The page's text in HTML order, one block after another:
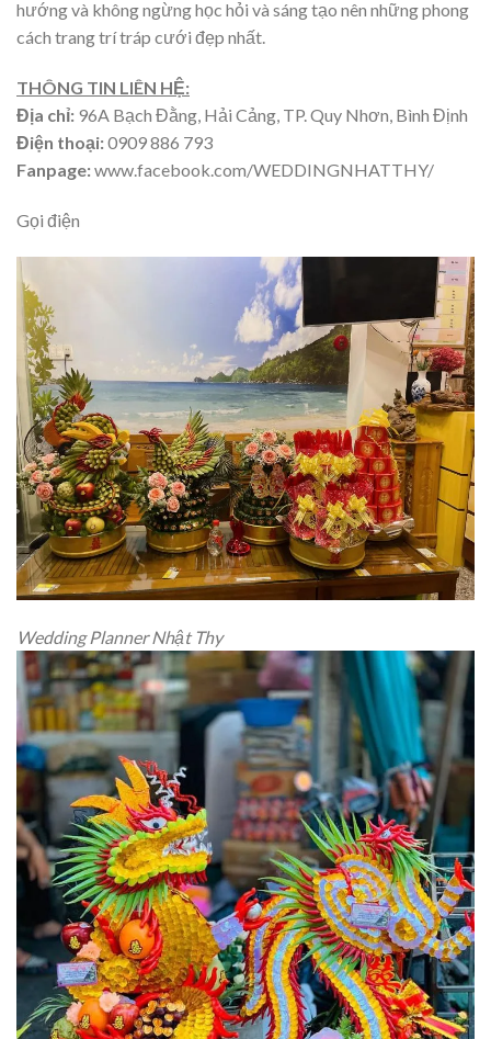
hướng và không ngừng học hỏi và sáng tạo nên những phong
cách trang trí tráp cưới đẹp nhất.
THÔNG TIN LIÊN HỆ:
Địa chỉ: 96A Bạch Đằng, Hải Cảng, TP. Quy Nhơn, Bình Định
Điện thoại:0909 886 793
Fanpage:www.facebook.com/WEDDINGNHATTHY/
Gọi điện
Wedding Planner Nhật Thy